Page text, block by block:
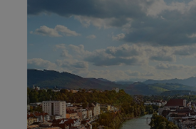
Urlaub in der Romantikstadt
Stadtleben mit weiter
360° Alpenland in
Enns und Steyr erzählen
prächtige Bürgerhäuser
Tradition von einer über
Geschichte. Als
Kleinen
Historischen
steht Steyr